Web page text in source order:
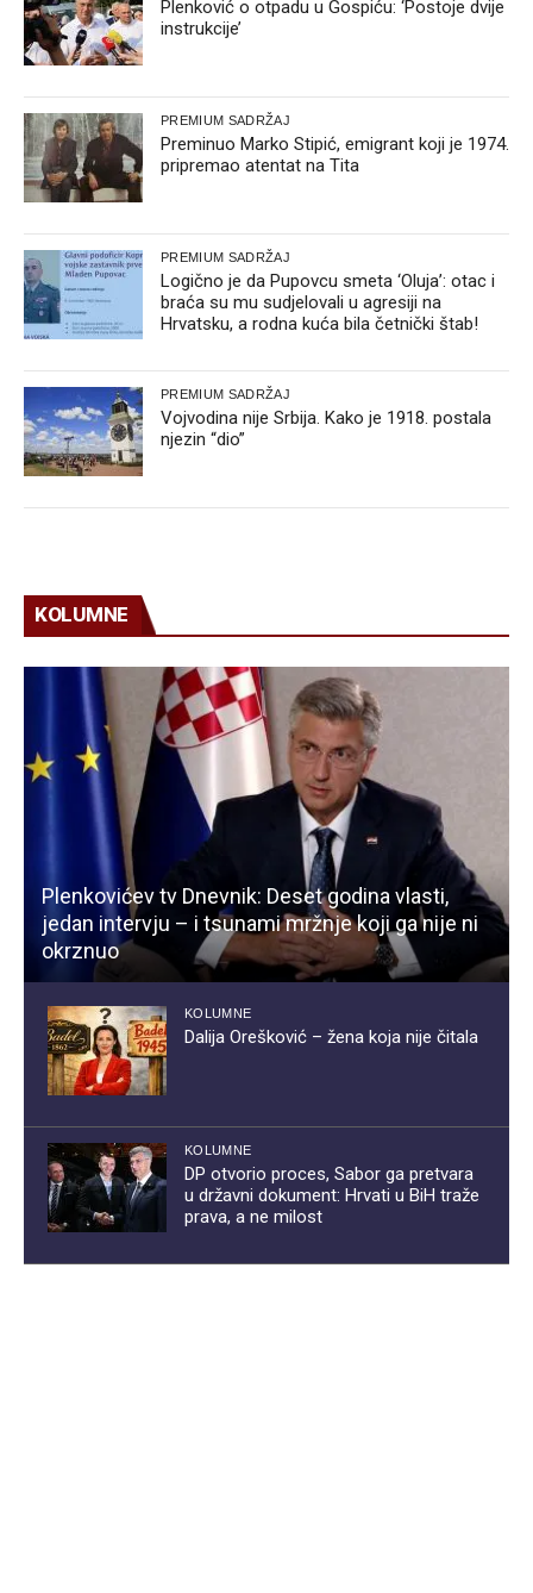
Plenković o otpadu u Gospiću: ‘Postoje dvije
instrukcije’
PREMIUM SADRŽAJ
Preminuo Marko Stipić, emigrant koji je 1974.
pripremao atentat na Tita
PREMIUM SADRŽAJ
Logično je da Pupovcu smeta ‘Oluja’: otac i
braća su mu sudjelovali u agresiji na
Hrvatsku, a rodna kuća bila četnički štab!
PREMIUM SADRŽAJ
Vojvodina nije Srbija. Kako je 1918. postala
njezin “dio”
KOLUMNE
Plenkovićev tv Dnevnik: Deset godina vlasti,
jedan intervju – i tsunami mržnje koji ga nije ni
okrznuo
KOLUMNE
Dalija Orešković – žena koja nije čitala
KOLUMNE
DP otvorio proces, Sabor ga pretvara
u državni dokument: Hrvati u BiH traže
prava, a ne milost